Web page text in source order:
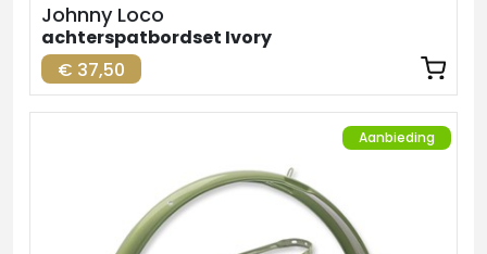
Johnny Loco
achterspatbordset Ivory
€ 37,50
Aanbieding